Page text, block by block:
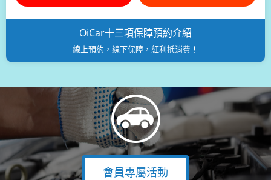
OiCar十三項保障預約介紹
線上預約，線下保障，紅利抵消費！
會員專屬活動